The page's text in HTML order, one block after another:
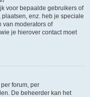
voor bepaalde gebruikers of
enz. heb je speciale
van moderators of
je hierover contact moet
forum, per
De beheerder kan het